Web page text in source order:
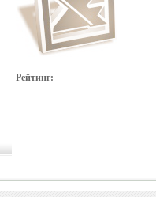
Рейтинг: